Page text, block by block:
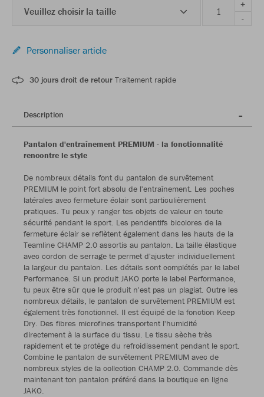
Veuillez choisir la taille
+
-
Personnaliser article
30 jours droit de retour Traitement rapide
Description
Pantalon d'entraînement PREMIUM - la fonctionnalité
rencontre le style
De nombreux détails font du pantalon de survêtement
PREMIUM le point fort absolu de l'entraînement. Les poches
latérales avec fermeture éclair sont particulièrement
pratiques. Tu peux y ranger tes objets de valeur en toute
sécurité pendant le sport. Les pendentifs bicolores de la
fermeture éclair se reflètent également dans les hauts de la
Teamline CHAMP 2.0 assortis au pantalon. La taille élastique
avec cordon de serrage te permet d'ajuster individuellement
la largeur du pantalon. Les détails sont complétés par le label
Performance. Si un produit JAKO porte le label Performance,
tu peux être sûr que le produit n'est pas un plagiat. Outre les
nombreux détails, le pantalon de survêtement PREMIUM est
également très fonctionnel. Il est équipé de la fonction Keep
Dry. Des fibres microfines transportent l'humidité
directement à la surface du tissu. Le tissu sèche très
rapidement et te protège du refroidissement pendant le sport.
Combine le pantalon de survêtement PREMIUM avec de
nombreux styles de la collection CHAMP 2.0. Commande dès
maintenant ton pantalon préféré dans la boutique en ligne
JAKO.